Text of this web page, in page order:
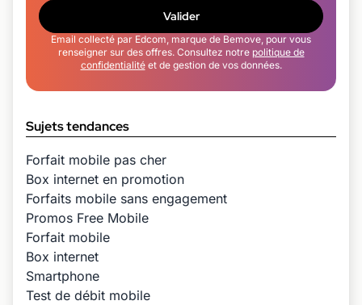
Valider
Email collecté par Edcom, marque de Bemove, pour vous
renseigner sur des offres. Consultez notre politique de
confidentialitéet de gestion de vos données.
Sujets tendances
Forfait mobile pas cher
Box internet en promotion
Forfaits mobile sans engagement
Promos Free Mobile
Forfait mobile
Box internet
Smartphone
Test de débit mobile